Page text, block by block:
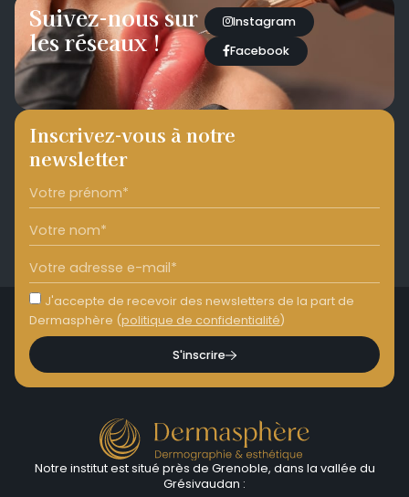
Suivez-nous sur
les réseaux !
Instagram
Facebook
Inscrivez-vous à notre
newsletter
J'accepte de recevoir des newsletters de la part de
Dermasphère (politique de confidentialité)
S'inscrire
Notre institut est situé près de Grenoble, dans la vallée du
Grésivaudan :